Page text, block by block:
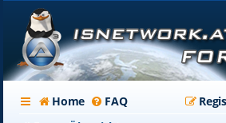
Home FAQ